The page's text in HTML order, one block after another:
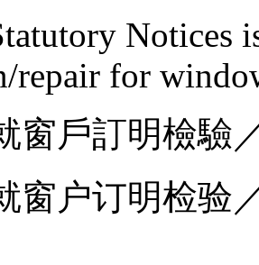
Notices
repair for
窗戶訂明檢驗
窗户订明检验